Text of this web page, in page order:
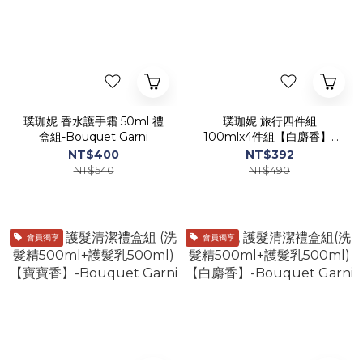
璞珈妮 香水護手霜 50ml 禮
盒組-Bouquet Garni
NT$400
NT$540
璞珈妮 旅行四件組
100mlx4件組【白麝香】-
Bouquet Garni
NT$392
NT$490
會員獨享 會員獨享